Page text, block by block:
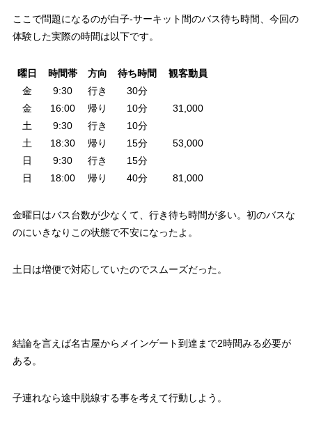
ここで問題になるのが白子-サーキット間のバス待ち時間、今回の
体験した実際の時間は以下です。
曜日 時間帯 方向 待ち時間
観客動員
金
9:30 行き
30分
金
16:00 帰り 10分
31,000
土
9:30 行き
10分
土
18:30 帰り 15分
53,000
日
9:30 行き
15分
日
18:00 帰り 40分 81,000
金曜日はバス台数が少なくて、行き待ち時間が多い。初のバスな
のにいきなりこの状態で不安になったよ。
土日は増便で対応していたのでスムーズだった。
結論を言えば名古屋からメインゲート到達まで2時間みる必要が
ある。
子連れなら途中脱線する事を考えて行動しよう。